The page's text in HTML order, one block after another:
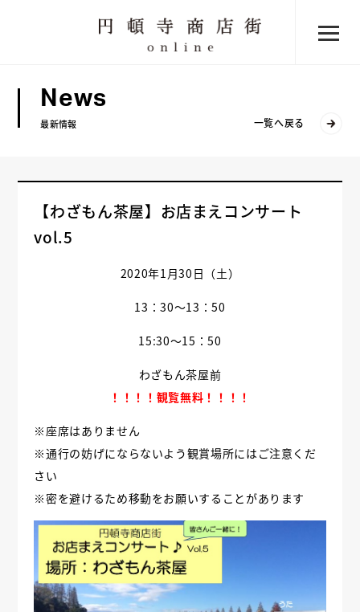
News
最新情報 一覧へ戻る
【わざもん茶屋】お店まえコンサート
vol.5
2020年1月30日（土）
13：30～13：50
15:30～15：50
わざもん茶屋前
！！！！観覧無料！！！！
※座席はありません
※通行の妨げにならないよう観賞場所にはご注意くだ
さい
※密を避けるため移動をお願いすることがあります